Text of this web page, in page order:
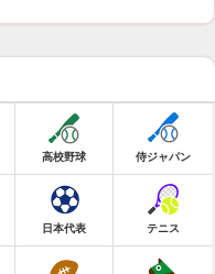
高校野球 侍ジャパン
日本代表 テニス